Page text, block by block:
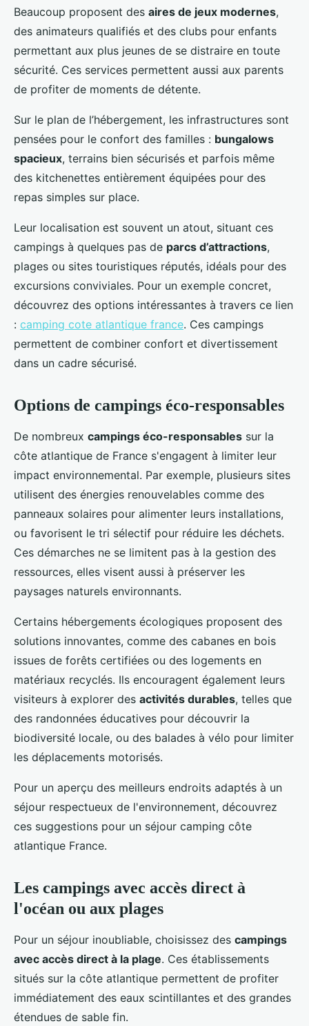
Beaucoup proposent des aires de jeux modernes,
des animateurs qualifiés et des clubs pour enfants
permettant aux plus jeunes de se distraire en toute
sécurité. Ces services permettent aussi aux parents
de profiter de moments de détente.
Sur le plan de l’hébergement, les infrastructures sont
pensées pour le confort des familles : bungalows
spacieux, terrains bien sécurisés et parfois même
des kitchenettes entièrement équipées pour des
repas simples sur place.
Leur localisation est souvent un atout, situant ces
campings à quelques pas de parcs d’attractions,
plages ou sites touristiques réputés, idéals pour des
excursions conviviales. Pour un exemple concret,
découvrez des options intéressantes à travers ce lien
: camping cote atlantique france. Ces campings
permettent de combiner confort et divertissement
dans un cadre sécurisé.
Options de campings éco-responsables
De nombreux campings éco-responsables sur la
côte atlantique de France s'engagent à limiter leur
impact environnemental. Par exemple, plusieurs sites
utilisent des énergies renouvelables comme des
panneaux solaires pour alimenter leurs installations,
ou favorisent le tri sélectif pour réduire les déchets.
Ces démarches ne se limitent pas à la gestion des
ressources, elles visent aussi à préserver les
paysages naturels environnants.
Certains hébergements écologiques proposent des
solutions innovantes, comme des cabanes en bois
issues de forêts certifiées ou des logements en
matériaux recyclés. Ils encouragent également leurs
visiteurs à explorer des activités durables, telles que
des randonnées éducatives pour découvrir la
biodiversité locale, ou des balades à vélo pour limiter
les déplacements motorisés.
Pour un aperçu des meilleurs endroits adaptés à un
séjour respectueux de l'environnement, découvrez
ces suggestions pour un séjour camping côte
atlantique France.
Les campings avec accès direct à
l'océan ou aux plages
Pour un séjour inoubliable, choisissez des campings
avec accès direct à la plage. Ces établissements
situés sur la côte atlantique permettent de profiter
immédiatement des eaux scintillantes et des grandes
étendues de sable fin.